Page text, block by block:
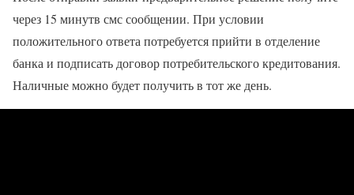
через 15 минутв смс сообщении. При условии
положительного ответа потребуется прийти в отделение
банка и подписать договор потребительского кредитования.
Наличные можно будет получить в тот же день.